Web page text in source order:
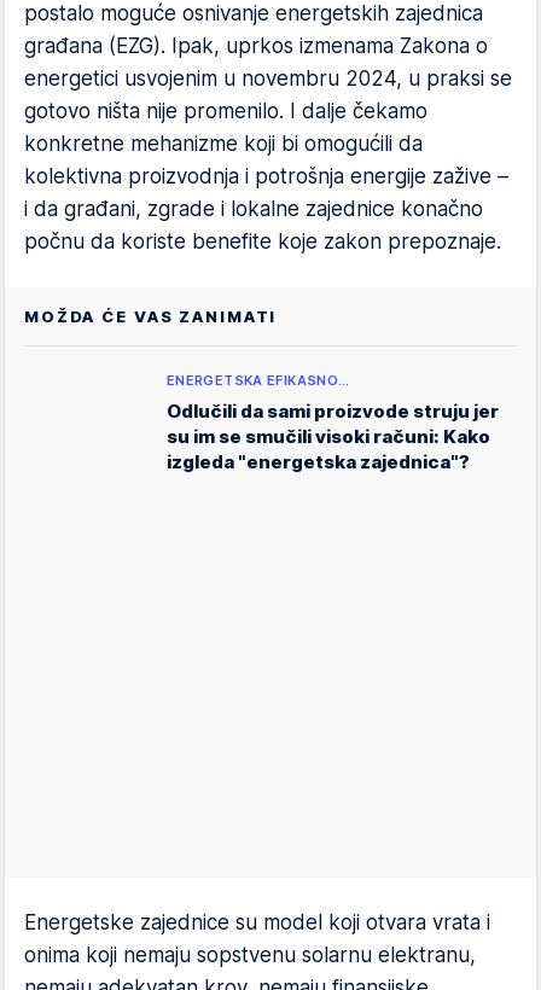
postalo moguće osnivanje energetskih zajednica
građana (EZG). Ipak, uprkos izmenama Zakona o
energetici usvojenim u novembru 2024, u praksi se
gotovo ništa nije promenilo. I dalje čekamo
konkretne mehanizme koji bi omogućili da
kolektivna proizvodnja i potrošnja energije zažive –
i da građani, zgrade i lokalne zajednice konačno
počnu da koriste benefite koje zakon prepoznaje.
MOŽDA ĆE VAS ZANIMATI
ENERGETSKA EFIKASNO…
Odlučili da sami proizvode struju jer
su im se smučili visoki računi: Kako
izgleda "energetska zajednica"?
Energetske zajednice su model koji otvara vrata i
onima koji nemaju sopstvenu solarnu elektranu,